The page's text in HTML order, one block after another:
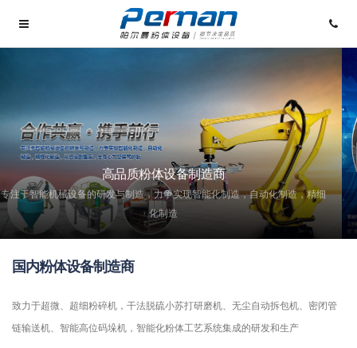
高品质粉体设备制造商
专注于智能机械设备的研发与制造，力争实现智能化制造，自动化制造，精细
化制造
国内粉体设备制造商
致力于超微、超细粉碎机，干法脱硫小苏打研磨机、无尘自动拆包机、密闭管
链输送机、智能高位码垛机，智能化粉体工艺系统集成的研发和生产